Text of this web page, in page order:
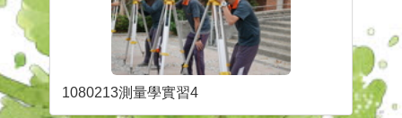
1080213測量學實習4